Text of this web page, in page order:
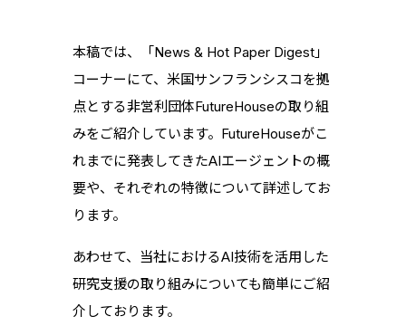
本稿では、「News & Hot Paper Digest」
コーナーにて、米国サンフランシスコを拠
点とする非営利団体FutureHouseの取り組
みをご紹介しています。FutureHouseがこ
れまでに発表してきたAIエージェントの概
要や、それぞれの特徴について詳述してお
ります。
あわせて、当社におけるAI技術を活用した
研究支援の取り組みについても簡単にご紹
介しております。